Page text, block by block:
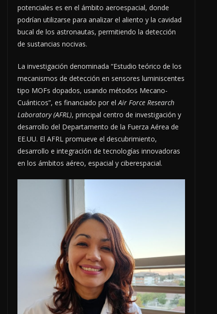
potenciales es en el ámbito aeroespacial, donde
podrían utilizarse para analizar el aliento y la cavidad
bucal de los astronautas, permitiendo la detección
de sustancias nocivas.
La investigación denominada “Estudio teórico de los
mecanismos de detección en sensores luminiscentes
tipo MOFs dopados, usando métodos Mecano-
Cuánticos”, es financiado por elAir Force Research
Laboratory (AFRL), principal centro de investigación y
desarrollo del Departamento de la Fuerza Aérea de
EE.UU. El AFRL promueve el descubrimiento,
desarrollo e integración de tecnologías innovadoras
en los ámbitos aéreo, espacial y ciberespacial.